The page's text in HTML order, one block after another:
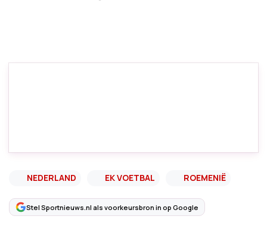
NEDERLAND EK VOETBAL ROEMENIË
Stel Sportnieuws.nl als voorkeursbron in op Google